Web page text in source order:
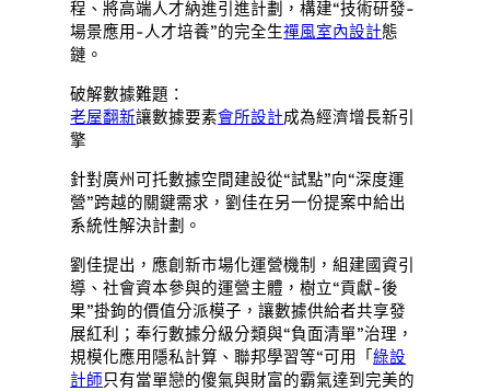
程、將高端人才納進引進計劃，構建“技術研發-
場景應用-人才培養”的完全生禪風室內設計態
鏈。
破解數據難題：
老屋翻新讓數據要素會所設計成為經濟增長新引
擎
針對廣州可托數據空間建設從“試點”向“深度運
營”跨越的關鍵需求，劉佳在另一份提案中給出
系統性解決計劃。
劉佳提出，應創新市場化運營機制，組建國資引
導、社會資本參與的運營主體，樹立“貢獻-後
果”掛鉤的價值分派模子，讓數據供給者共享發
展紅利；奉行數據分級分類與“負面清單”治理，
規模化應用隱私計算、聯邦學習等“可用「綠設
計師只有當單戀的傻氣與財富的霸氣達到完美的